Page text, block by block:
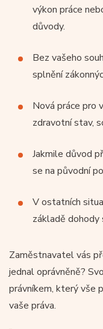
výkon práce
důvody.
Bez vašeho
splnění
Nová práce pro
zdravotní stav,
Jakmile důvod
se na původní
V ostatních
základě
Zaměstnavatel vás
jednal oprávněně?
právníkem, který vše
vaše práva.